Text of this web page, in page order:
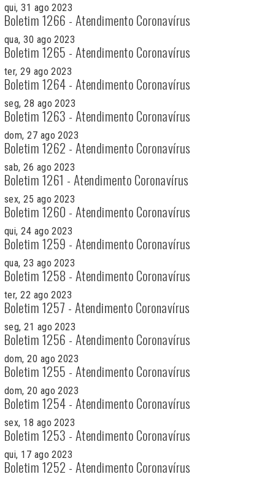
qui, 31 ago 2023
Boletim 1266 - Atendimento Coronavírus
qua, 30 ago 2023
Boletim 1265 - Atendimento Coronavírus
ter, 29 ago 2023
Boletim 1264 - Atendimento Coronavírus
seg, 28 ago 2023
Boletim 1263 - Atendimento Coronavírus
dom, 27 ago 2023
Boletim 1262 - Atendimento Coronavírus
sab, 26 ago 2023
Boletim 1261 - Atendimento Coronavírus
sex, 25 ago 2023
Boletim 1260 - Atendimento Coronavírus
qui, 24 ago 2023
Boletim 1259 - Atendimento Coronavírus
qua, 23 ago 2023
Boletim 1258 - Atendimento Coronavírus
ter, 22 ago 2023
Boletim 1257 - Atendimento Coronavírus
seg, 21 ago 2023
Boletim 1256 - Atendimento Coronavírus
dom, 20 ago 2023
Boletim 1255 - Atendimento Coronavírus
dom, 20 ago 2023
Boletim 1254 - Atendimento Coronavírus
sex, 18 ago 2023
Boletim 1253 - Atendimento Coronavírus
qui, 17 ago 2023
Boletim 1252 - Atendimento Coronavírus